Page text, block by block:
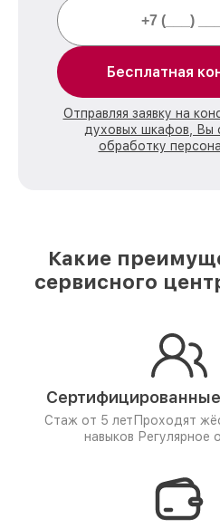
Бесплатная
Отправляя заявку на
духовых шкафов, Вы
обработку
Какие
сервисного
Стаж от 5 лет Проходят
навыков Регулярное